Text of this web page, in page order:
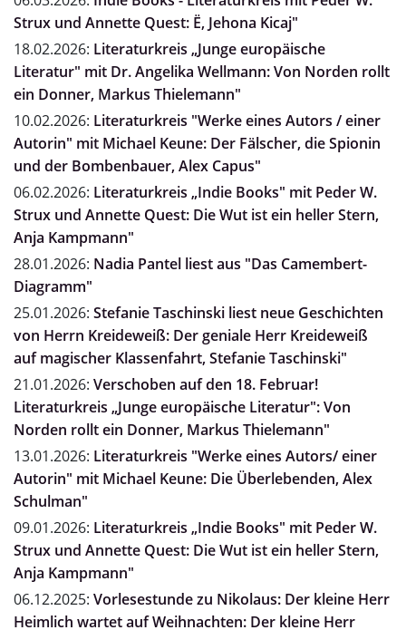
Strux und Annette Quest: Ë, Jehona Kicaj"
18.02.2026: Literaturkreis „Junge europäische
Literatur" mit Dr. Angelika Wellmann: Von Norden rollt
ein Donner, Markus Thielemann"
10.02.2026: Literaturkreis "Werke eines Autors / einer
Autorin" mit Michael Keune: Der Fälscher, die Spionin
und der Bombenbauer, Alex Capus"
06.02.2026: Literaturkreis „Indie Books" mit Peder W.
Strux und Annette Quest: Die Wut ist ein heller Stern,
Anja Kampmann"
28.01.2026: Nadia Pantel liest aus "Das Camembert-
Diagramm"
25.01.2026: Stefanie Taschinski liest neue Geschichten
von Herrn Kreideweiß: Der geniale Herr Kreideweiß
auf magischer Klassenfahrt, Stefanie Taschinski"
21.01.2026: Verschoben auf den 18. Februar!
Literaturkreis „Junge europäische Literatur": Von
Norden rollt ein Donner, Markus Thielemann"
13.01.2026: Literaturkreis "Werke eines Autors/ einer
Autorin" mit Michael Keune: Die Überlebenden, Alex
Schulman"
09.01.2026: Literaturkreis „Indie Books" mit Peder W.
Strux und Annette Quest: Die Wut ist ein heller Stern,
Anja Kampmann"
06.12.2025: Vorlesestunde zu Nikolaus: Der kleine Herr
Heimlich wartet auf Weihnachten: Der kleine Herr